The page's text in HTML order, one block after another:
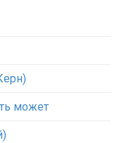
может